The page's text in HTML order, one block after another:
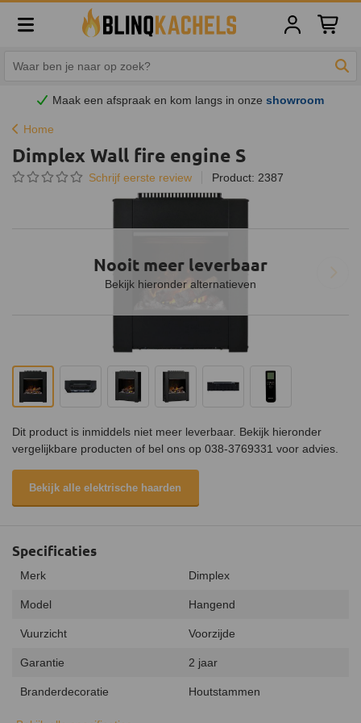
Maak een afspraak en kom langs in onzeshowroom
Home
Dimplex Wall fire engine S
Schrijf eerste review Product: 2387
Nooit meer leverbaar
Bekijk hieronder alternatieven
Dit product is inmiddels niet meer leverbaar. Bekijk hieronder
vergelijkbare producten of bel ons op 038-3769331 voor advies.
Bekijk alle elektrische haarden
Specificaties
Merk Dimplex
Model Hangend
Vuurzicht Voorzijde
Garantie 2 jaar
Branderdecoratie Houtstammen